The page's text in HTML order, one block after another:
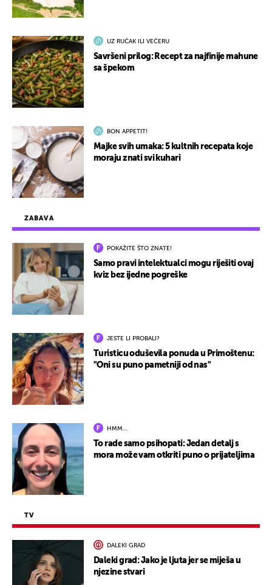
ZABAVA
POKAŽITE ŠTO ZNATE!
Samo pravi intelektualci mogu riješiti ovaj
kviz bez ijedne pogreške
JESTE LI PROBALI?
Turisticu oduševila ponuda u Primoštenu:
"Oni su puno pametniji od nas"
HMM…
To rade samo psihopati: Jedan detalj s
mora može vam otkriti puno o prijateljima
TV
DALEKI GRAD
Daleki grad: Jako je ljuta jer se miješa u
njezine stvari
UZ RUČAK ILI VEČERU
Savršeni prilog: Recept za najfinije mahune
sa špekom
BON APPETIT!
Majke svih umaka: 5 kultnih recepata koje
moraju znati svi kuhari